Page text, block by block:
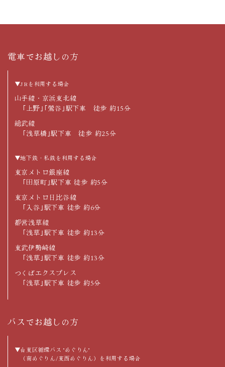
電車でお越しの方
▼JRを利用する場合
山手線・京浜東北線
｢上野｣｢鶯谷｣駅下車 徒歩 約15分
総武線
｢浅草橋｣駅下車 徒歩 約25分
▼地下鉄・私鉄を利用する場合
東京メトロ銀座線
｢田原町｣駅下車 徒歩 約5分
東京メトロ日比谷線
｢入谷｣駅下車 徒歩 約6分
都営浅草線
｢浅草｣駅下車 徒歩 約13分
東武伊勢崎線
｢浅草｣駅下車 徒歩 約13分
つくばエクスプレス
｢浅草｣駅下車 徒歩 約5分
バスでお越しの方
▼台東区循環バス "めぐりん"
（南めぐりん/東西めぐりん）を利用する場合